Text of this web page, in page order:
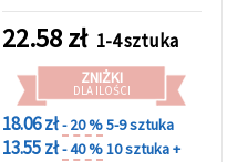
22.58zł 1-4 sztuka
ZNIŻKI
DLA ILOŚCI
18.06 zł- 20 %5-9 sztuka
13.55 zł- 40 %10 sztuka +